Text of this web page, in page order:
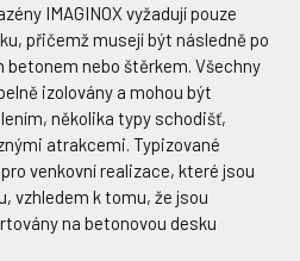
IMAGINOX vyžadují pouze
přičemž musejí být následně po
betonem nebo štěrkem. Všechny
izolovány a mohou být
několika typy schodišť,
atrakcemi. Typizované
venkovní realizace, které jsou
vzhledem k tomu, že jsou
na betonovou desku